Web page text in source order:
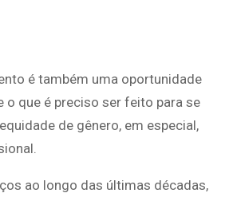
é também uma oportunidade
o que é preciso ser feito para se
de gênero, em especial,
ao longo das últimas décadas,